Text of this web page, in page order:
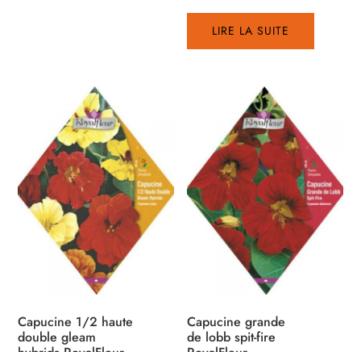
LIRE LA SUITE
Capucine 1/2 haute
double gleam
Capucine grande
de lobb spit-fire